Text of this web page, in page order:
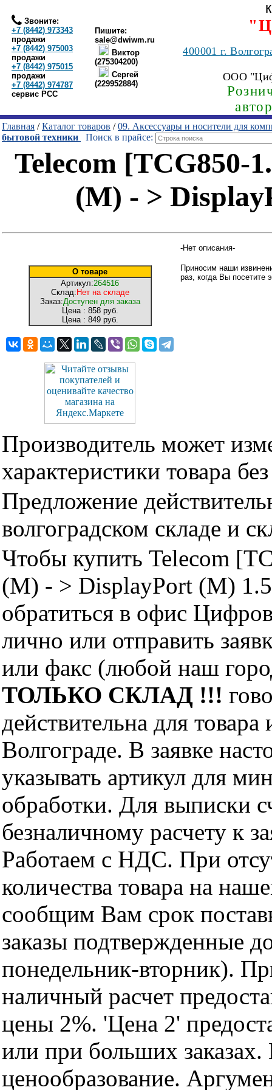
Звоните:
+7 (8442) 973343
продажи
+7 (8442) 975003
продажи
+7 (8442) 975015
продажи
+7 (8442) 974787
сервис РСС
Пишите:
sale@dwiwm.ru
Виктор
(275304200)
Сергей
(229952884)
400001г.
ООО
Главная /Каталог товаров /09. Аксессуары и носители для
бытовой техники
Поиск в прайсе:
Telecom [TCG850-
(M) - >
О товаре
Артикул:264516
Склад: Нет на складе
Заказ:Доступен для заказа
Цена : 858 руб.
Цена : 849 руб.
-Нет описания-
Приносим наши
раз, когда Вы посетите
Производитель может
характеристики товара
Предложение
волгоградском складе и
Чтобы купить Telecom
(M) - > DisplayPort (M)
обратиться в офис
лично или отправить
или факс (любой наш
ТОЛЬКО СКЛАД !!!
действительна для
Волгограде. В заявке
указывать артикул для
обработки. Для выписки
безналичному расчету к
Работаем с НДС. При
количества товара на
сообщим Вам срок
заказы подтвержденные
понедельник-вторник).
наличный расчет
цены 2%. 'Цена 2'
или при больших
ценообразование.